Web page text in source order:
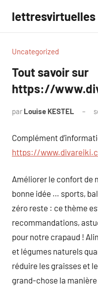
contenu
lettresvirtuelles
Uncategorized
Tout savoir sur
https://
par Louise KESTEL
Complément
https://
Améliorer le confort de
bonne idée … sports,
zéro reste : ce thème
recommandations,
pour notre crapaud !
et légumes naturels
réduire les graisses et
grand-chose la